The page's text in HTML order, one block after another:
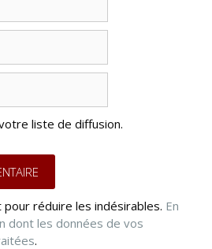
liste de diffusion.
réduire les indésirables. En
dont les données de vos
.